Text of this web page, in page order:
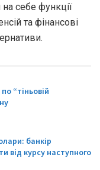
себе функції
та фінансові
“тіньовій
банкір
від курсу наступного